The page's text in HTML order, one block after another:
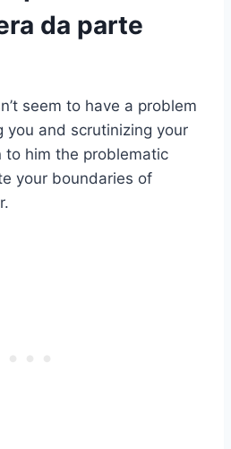
da parte
seem to have a problem
you and scrutinizing your
to him the problematic
your boundaries of